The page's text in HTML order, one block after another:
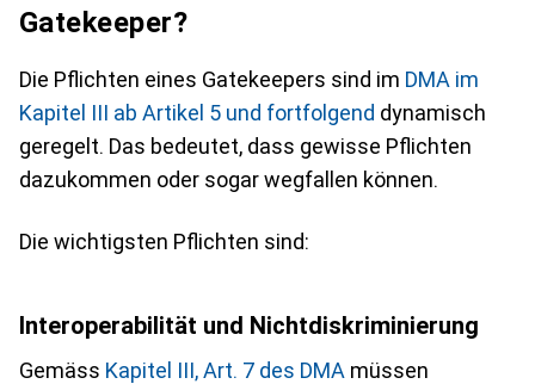
Gatekeeper?
Die Pflichten eines Gatekeepers sind im DMA im
Kapitel III ab Artikel 5 und fortfolgend dynamisch
geregelt. Das bedeutet, dass gewisse Pflichten
dazukommen oder sogar wegfallen können.
Die wichtigsten Pflichten sind:
Interoperabilität und Nichtdiskriminierung
Gemäss Kapitel III, Art. 7 des DMA müssen